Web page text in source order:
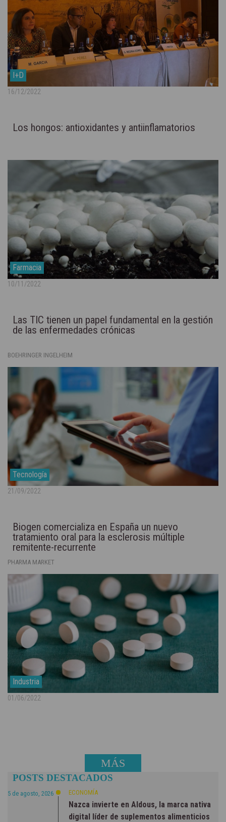
I+D
16/12/2022
Los hongos: antioxidantes y antiinflamatorios
Farmacia
10/11/2022
Las TIC tienen un papel fundamental en la gestión
de las enfermedades crónicas
BOEHRINGER INGELHEIM
Tecnología
21/09/2022
Biogen comercializa en España un nuevo
tratamiento oral para la esclerosis múltiple
remitente-recurrente
PHARMA MARKET
Industria
01/06/2022
MÁS
NOTICIAS
POSTS DESTACADOS
5 de agosto, 2026 ECONOMÍA
Nazca invierte en Aldous, la marca nativa
digital líder de suplementos alimenticios